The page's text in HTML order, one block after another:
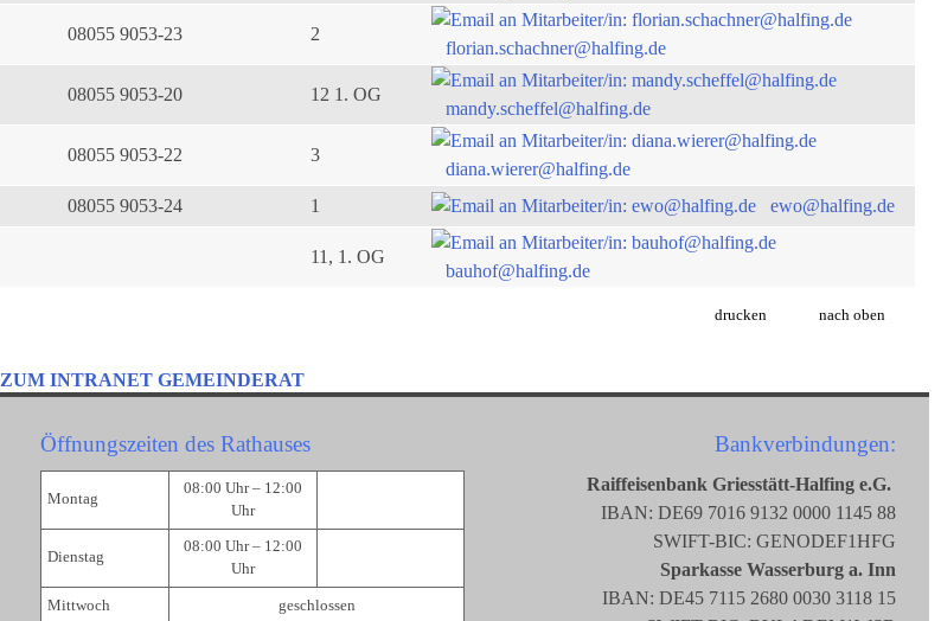
08055 9053-23 2
florian.schachner@halfing.de
08055 9053-20 12 1. OG
mandy.scheffel@halfing.de
08055 9053-22 3
diana.wierer@halfing.de
08055 9053-24 1 ewo@halfing.de
11, 1. OG
bauhof@halfing.de
drucken nach oben
ZUM INTRANET GEMEINDERAT
Öffnungszeiten des Rathauses
Montag
08:00 Uhr – 12:00
Uhr
Dienstag
08:00 Uhr – 12:00
Uhr
Mittwoch geschlossen
Bankverbindungen:
Raiffeisenbank Griesstätt-Halfing e.G.
IBAN: DE69 7016 9132 0000 1145 88
SWIFT-BIC: GENODEF1HFG
Sparkasse Wasserburg a. Inn
IBAN: DE45 7115 2680 0030 3118 15